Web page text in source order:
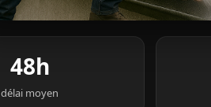
48h
délai moyen